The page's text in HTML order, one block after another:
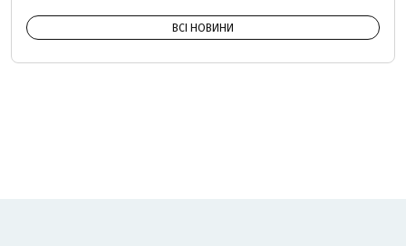
ВСІ НОВИНИ